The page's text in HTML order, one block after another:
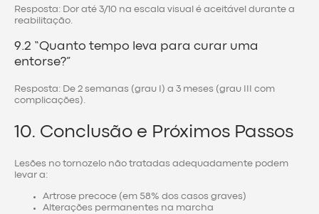
Resposta: Dor até 3/10 na escala visual é aceitável durante a
reabilitação.
9.2 “Quanto tempo leva para curar uma
entorse?”
Resposta: De 2 semanas (grau I) a 3 meses (grau III com
complicações).
10. Conclusão e Próximos Passos
Lesões no tornozelo não tratadas adequadamente podem
levar a:
Artrose precoce (em 58% dos casos graves)
Alterações permanentes na marcha